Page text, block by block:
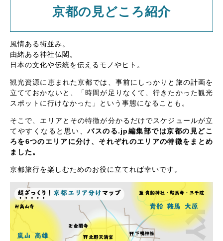
京都の見どころ紹介
風情ある街並み。
由緒ある神社仏閣。
日本の文化や伝統を伝えるモノやヒト。
観光資源に恵まれた京都では、事前にしっかりと旅の計画を
立てておかないと、「時間が足りなくて、行きたかった観光
スポットに行けなかった」という事態になることも。
そこで、エリアとその特徴が分かるだけでスケジュールが立
てやすくなると思い、バスのる.jp編集部では京都の見どこ
ろを6つのエリアに分け、それぞれのエリアの特徴をまとめ
ました。
京都旅行を楽しむためのお役に立てれば幸いです。